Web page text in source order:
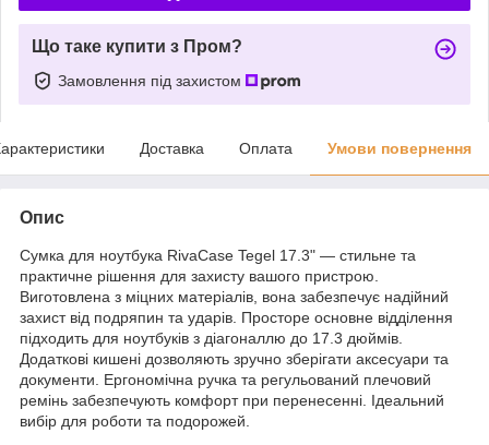
Що таке купити з Пром?
Замовлення під захистом
Доставка Оплата Умови повернення
Опис
Сумка для ноутбука RivaCase Tegel 17.3" — стильне та
практичне рішення для захисту вашого пристрою.
Виготовлена з міцних матеріалів, вона забезпечує надійний
захист від подряпин та ударів. Просторе основне відділення
підходить для ноутбуків з діагоналлю до 17.3 дюймів.
Додаткові кишені дозволяють зручно зберігати аксесуари та
документи. Ергономічна ручка та регульований плечовий
ремінь забезпечують комфорт при перенесенні. Ідеальний
вибір для роботи та подорожей.